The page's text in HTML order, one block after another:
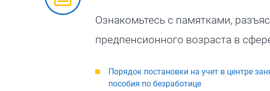
Ознакомьтесь с памятками,
предпенсионного возраста в
Порядок постановки на учет в центре
пособия по безработице